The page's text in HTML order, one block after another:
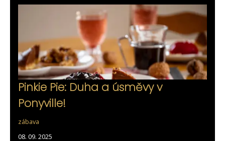
Pinkie Pie: Duha a úsměvy v
Ponyville!
zábava
08. 09. 2025